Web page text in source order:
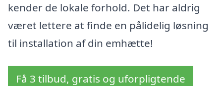
kender de lokale forhold. Det har aldrig
været lettere at finde en pålidelig løsning
til installation af din emhætte!
Få 3 tilbud, gratis og uforpligtende